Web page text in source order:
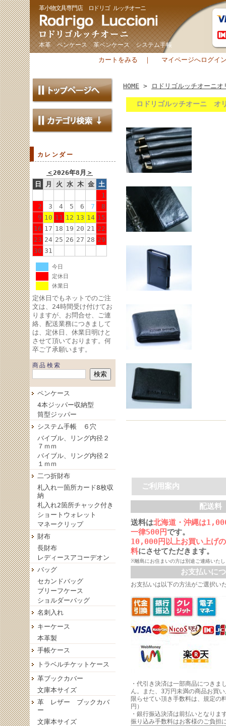
革小物文具専門店 ロドリゴ ルッチオーニ
本革 ペンケース 革ペンケース システム手帳
カートをみる ｜ マイページへログイ
カレンダー
＜2026年8月 ＞
日
月 火 水 木 金 土
1
2
3 4 5 6 7
8
9 10 11 12 13 14 15
16 17 18 19 20 21 22
23 24 25 26 27 28 29
30 31
今日
定休日
休業日
定休日でもネットでのご注
文は、24時間受け付けてお
りますが、お問合せ、ご連
絡、配送業務につきまして
は、定休日、休業日明けと
させて頂いております。何
卒ご了承願います。
商品検索
ペンケース
4本ジッパー収納型
筒型ジッパー
システム手帳 ６穴
バイブル、リング内径２
７ｍｍ
バイブル、リング内径２
１ｍｍ
二つ折財布
札入れ一箇所カード8枚収
納
札入れ2箇所チャック付き
ショートウォレット
マネークリップ
財布
長財布
レディースアコーデオン
バッグ
セカンドバッグ
ブリーフケース
ショルダーバッグ
名刺入れ
キーケース
本革製
手帳ケース
トラベルチケットケース
革ブックカバー
文庫本サイズ
革 レザー ブックカバ
ー
文庫本サイズ
HOME > ロドリゴルッチオーニオ
ロドリゴルッチオーニ オ
ご利用案内
配送料
送料は北海道・沖縄は
一律500円です。
10,000円以上お買い上げ
料にさせてただきます。
※離島にお住まいの方は別途ご連絡いた
お支払いに
お支払いは以下の方法がご選択い
・代引き決済は一部商品につきま
ん。また、3万円未満の商品お買
限らせてい頂き手数料は、規定の
円）
・銀行振込決済は前払いとなりま
振り込み手数料はお客様のご負担